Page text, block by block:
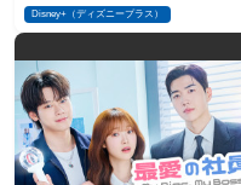
Disney+（ディズニープラス）